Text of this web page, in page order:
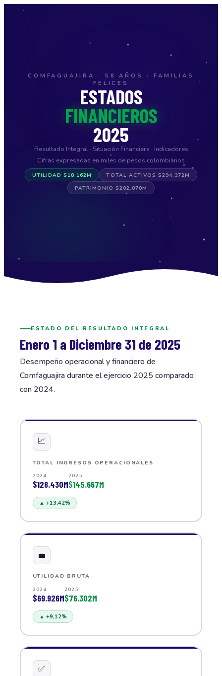
COMFAGUAJIRA · 58 AÑOS · FAMILIAS
FELICES
ESTADOS
FINANCIEROS
2025
Resultado Integral · Situación Financiera · Indicadores
Cifras expresadas en miles de pesos colombianos
UTILIDAD $18.162M
TOTAL ACTIVOS $294.372M
PATRIMONIO $202.070M
ESTADO DEL RESULTADO INTEGRAL
Enero 1 a Diciembre 31 de 2025
Desempeño operacional y financiero de
Comfaguajira durante el ejercicio 2025 comparado
con 2024.
📈
TOTAL INGRESOS OPERACIONALES
2024
$128.430M
2025
$145.667M
▲ +13,42%
💼
UTILIDAD BRUTA
2024
$69.926M
2025
$76.302M
▲ +9,12%
✅